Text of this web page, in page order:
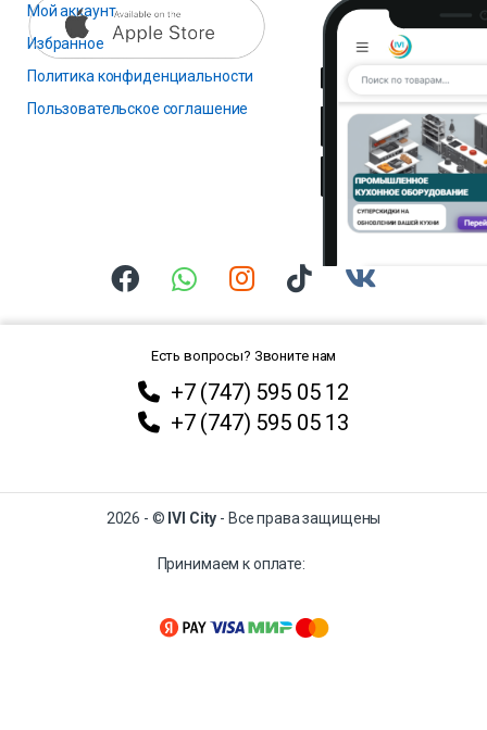
Мой аккаунт
Избранное
Политика конфиденциальности
Пользовательское соглашение
Есть вопросы? Звоните нам
+7 (747) 595 05 12
+7 (747) 595 05 13
2026 - © IVI City - Все права защищены
Принимаем к оплате: